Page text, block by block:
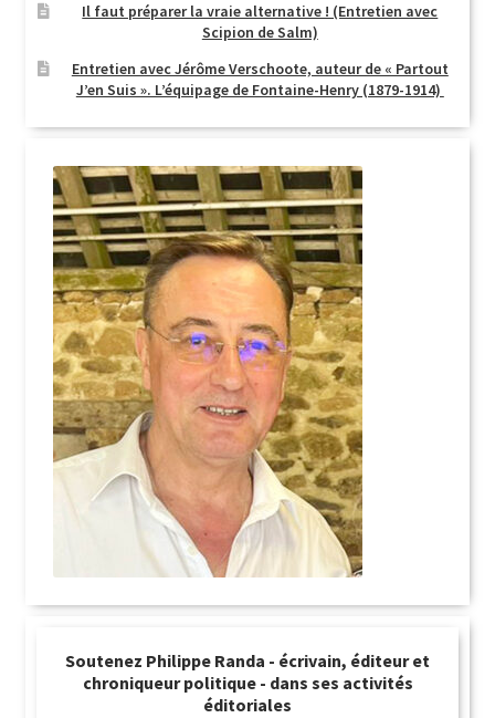
Il faut préparer la vraie alternative ! (Entretien avec
Scipion de Salm)
Entretien avec Jérôme Verschoote, auteur de « Partout
J’en Suis ». L’équipage de Fontaine-Henry (1879-1914)
Soutenez Philippe Randa - écrivain, éditeur et
chroniqueur politique - dans ses activités
éditoriales